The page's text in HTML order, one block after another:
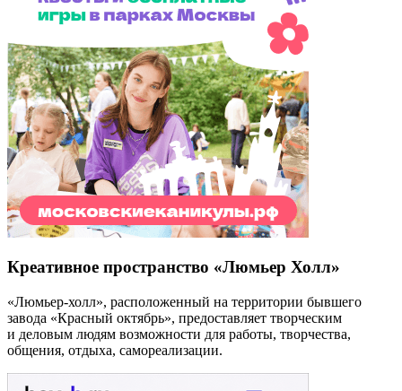
Креативное пространство «Люмьер Холл»
«Люмьер-холл», расположенный на территории бывшего
завода «Красный октябрь», предоставляет творческим
и деловым людям возможности для работы, творчества,
общения, отдыха, самореализации.